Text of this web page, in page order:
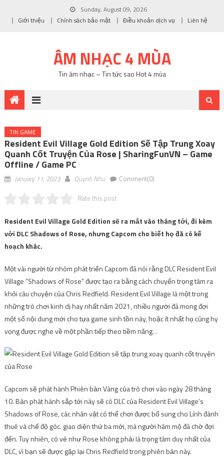
Sunday, August 09, 2026
Giới thiệu
Chính sách bảo mật Điều khoản dịch vụ Liên hệ
ÂM NHẠC 4 MÙA
Tin âm nhạc – Tin tức sao Hot 4 mùa
TIN GAME
Resident Evil Village Gold Edition Sẽ Tập Trung Xoay
Quanh Cốt Truyện Của Rose | SharingFunVN – Game
Offline / Game PC
January 11, 2023 Quynh Nhu Comment(0)
Rate this post
Resident Evil Village Gold Edition sẽ ra mắt vào tháng tới, đi kèm
với DLC Shadows of Rose, nhưng Capcom cho biết họ đã có kế
hoạch khác.
Một vài người từ nhóm phát triển Capcom đã nói rằng DLC ​​Resident Evil
Village “Shadows of Rose” được tạo ra bằng cách chuyển trọng tâm ra
khỏi câu chuyện của Chris Redfield. Resident Evil Village là một trong
những trò chơi kinh dị hay nhất năm 2021, nhiều người đã mong đợi
một số nội dung mới cho tựa game sinh tồn này, hoặc ít nhất họ cũng hy
vọng được nghe về một phần tiếp theo tiềm năng. .
Capcom sẽ phát hành Phiên bản Vàng của trò chơi vào ngày 28 tháng
10. Bản phát hành sắp tới này sẽ có DLC của Resident Evil Village’s
Shadows of Rose, các nhân vật có thể chơi được bổ sung cho Lính đánh
thuê và chế độ góc. giao diện thứ ba mới, mà người hâm mộ đã chờ đợi
đến. Tuy nhiên, có vẻ như Rose không phải là trọng tâm duy nhất của
DLC, vì bạn sẽ được gặp lại Chris Redfield trong phiên bản này.